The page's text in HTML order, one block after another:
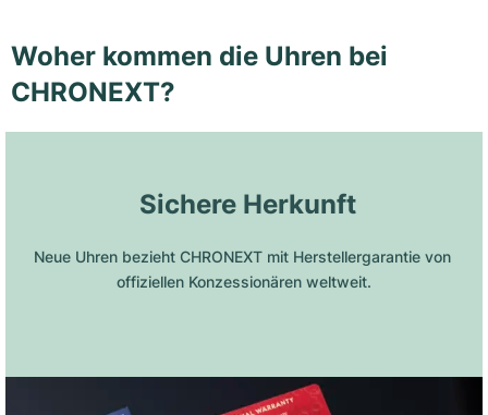
Woher kommen die Uhren bei
CHRONEXT?
Sichere Herkunft
Neue Uhren bezieht CHRONEXT mit Herstellergarantie von
offiziellen Konzessionären weltweit.